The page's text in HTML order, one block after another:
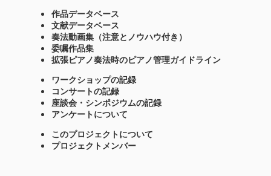
作品データベース
文献データベース
奏法動画集（注意とノウハウ付き）
委嘱作品集
拡張ピアノ奏法時のピアノ管理ガイドライン
ワークショップの記録
コンサートの記録
座談会・シンポジウムの記録
アンケートについて
このプロジェクトについて
プロジェクトメンバー